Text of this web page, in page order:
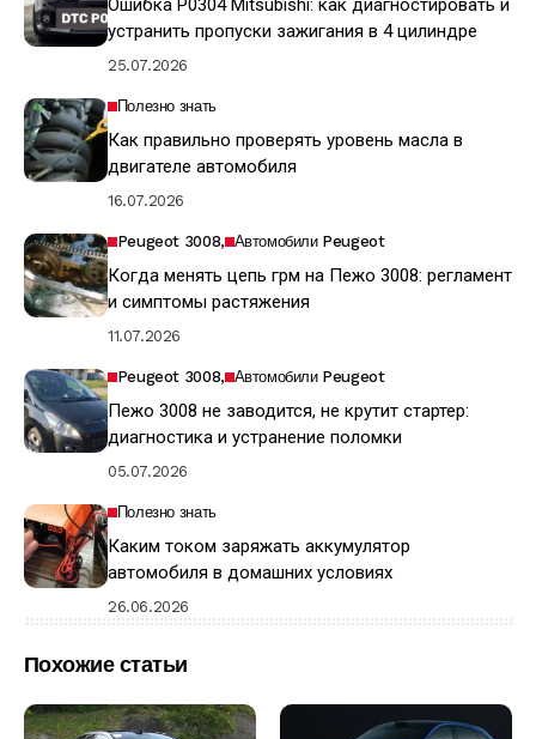
Ошибка P0304 Mitsubishi: как диагностировать и
устранить пропуски зажигания в 4 цилиндре
25.07.2026
Полезно знать
Как правильно проверять уровень масла в
двигателе автомобиля
16.07.2026
Peugeot 3008 Автомобили Peugeot
Когда менять цепь грм на Пежо 3008: регламент
и симптомы растяжения
11.07.2026
Peugeot 3008 Автомобили Peugeot
Пежо 3008 не заводится, не крутит стартер:
диагностика и устранение поломки
05.07.2026
Полезно знать
Каким током заряжать аккумулятор
автомобиля в домашних условиях
26.06.2026
Похожие статьи